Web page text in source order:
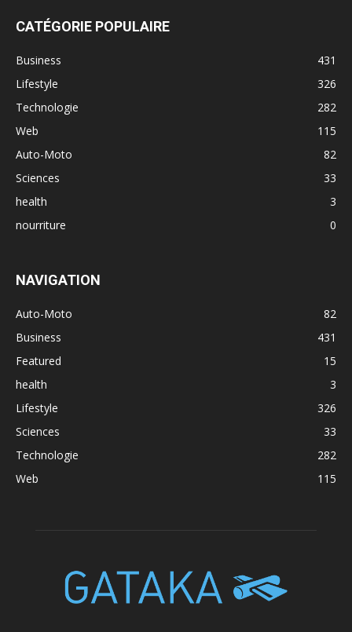
CATÉGORIE POPULAIRE
Business
431
Lifestyle
326
Technologie
282
Web
115
Auto-Moto
82
Sciences
33
health
3
nourriture
0
NAVIGATION
Auto-Moto
82
Business
431
Featured
15
health
3
Lifestyle
326
Sciences
33
Technologie
282
Web
115